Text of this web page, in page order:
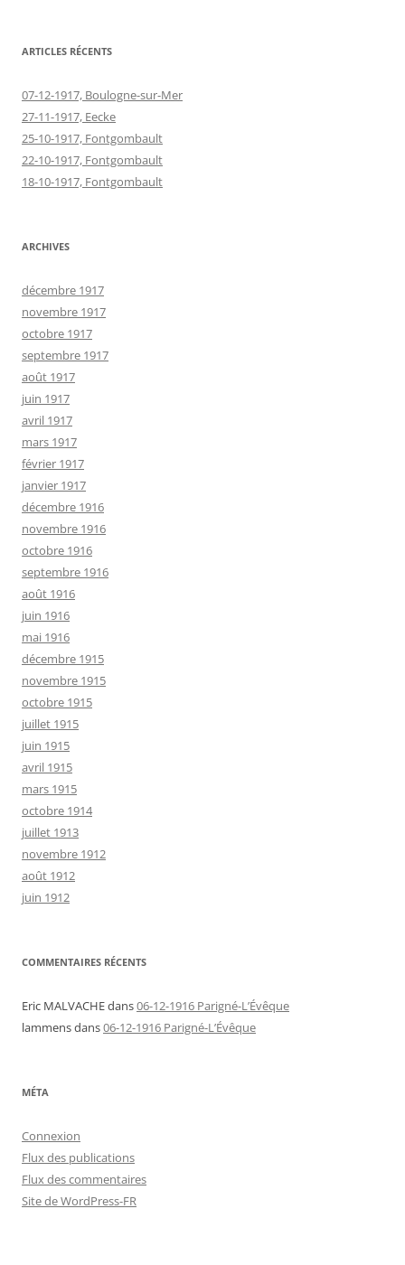
ARTICLES RÉCENTS
07-12-1917, Boulogne-sur-Mer
27-11-1917, Eecke
25-10-1917, Fontgombault
22-10-1917, Fontgombault
18-10-1917, Fontgombault
ARCHIVES
décembre 1917
novembre 1917
octobre 1917
septembre 1917
août 1917
juin 1917
avril 1917
mars 1917
février 1917
janvier 1917
décembre 1916
novembre 1916
octobre 1916
septembre 1916
août 1916
juin 1916
mai 1916
décembre 1915
novembre 1915
octobre 1915
juillet 1915
juin 1915
avril 1915
mars 1915
octobre 1914
juillet 1913
novembre 1912
août 1912
juin 1912
COMMENTAIRES RÉCENTS
Eric MALVACHEdans06-12-1916 Parigné-L’Évêque
lammensdans06-12-1916 Parigné-L’Évêque
MÉTA
Connexion
Flux des publications
Flux des commentaires
Site de WordPress-FR